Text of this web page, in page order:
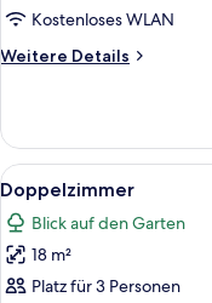
Kostenloses WLAN
Weitere Details
Weitere
2 Doppelbetten,
Gemeinschaftsbad
Alle
Fotos
für
Doppelzimmer
anzeigen
5
Doppelzimmer
Blick auf den Garten
18 m²
Platz für 3 Personen